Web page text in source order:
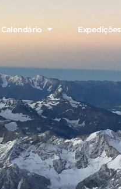
Calendário Expedições